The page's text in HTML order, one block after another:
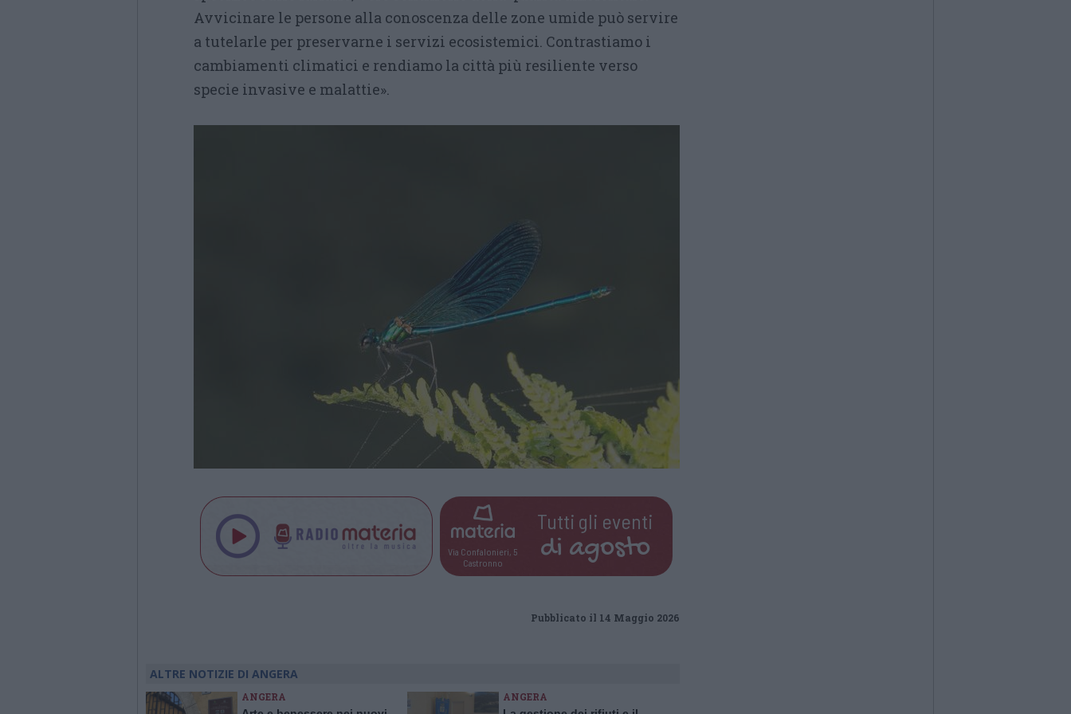
Avvicinare le persone alla conoscenza delle zone umide può servire
a tutelarle per preservarne i servizi ecosistemici. Contrastiamo i
cambiamenti climatici e rendiamo la città più resiliente verso
specie invasive e malattie».
Via Confalonieri, 5
Castronno
Tutti gli eventi
di agosto
Pubblicato il 14 Maggio 2026
ALTRE NOTIZIE DI ANGERA
ANGERA
ANGERA